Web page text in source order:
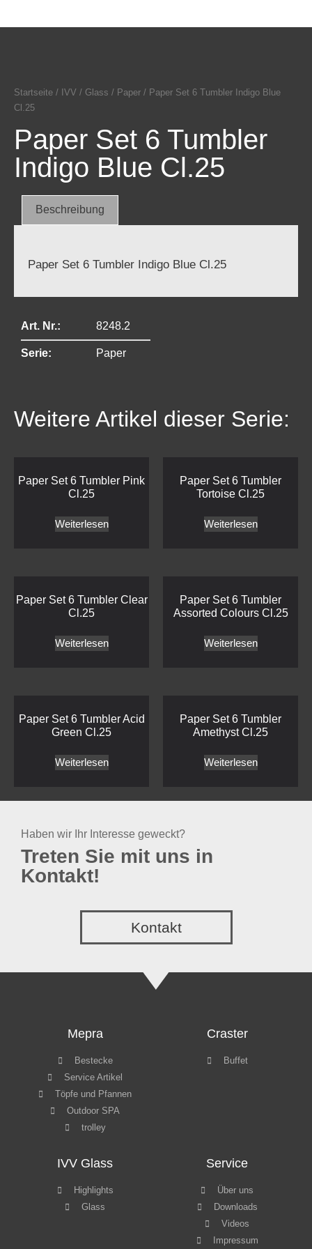
Startseite / IVV / Glass / Paper / Paper Set 6 Tumbler Indigo Blue
Cl.25
Paper Set 6 Tumbler
Indigo Blue Cl.25
Beschreibung
Paper Set 6 Tumbler Indigo Blue Cl.25
Art. Nr.: 8248.2
Serie: Paper
Weitere Artikel dieser Serie:
Paper Set 6 Tumbler Pink
Cl.25
Weiterlesen
Paper Set 6 Tumbler
Tortoise Cl.25
Weiterlesen
Paper Set 6 Tumbler Clear
Cl.25
Weiterlesen
Paper Set 6 Tumbler
Assorted Colours Cl.25
Weiterlesen
Paper Set 6 Tumbler Acid
Green Cl.25
Weiterlesen
Paper Set 6 Tumbler
Amethyst Cl.25
Weiterlesen
Haben wir Ihr Interesse geweckt?
Treten Sie mit uns in
Kontakt!
Kontakt
Mepra
Bestecke
Service Artikel
Töpfe und Pfannen
Outdoor SPA
trolley
Craster
Buffet
IVV Glass
Highlights
Glass
Service
Über uns
Downloads
Videos
Impressum